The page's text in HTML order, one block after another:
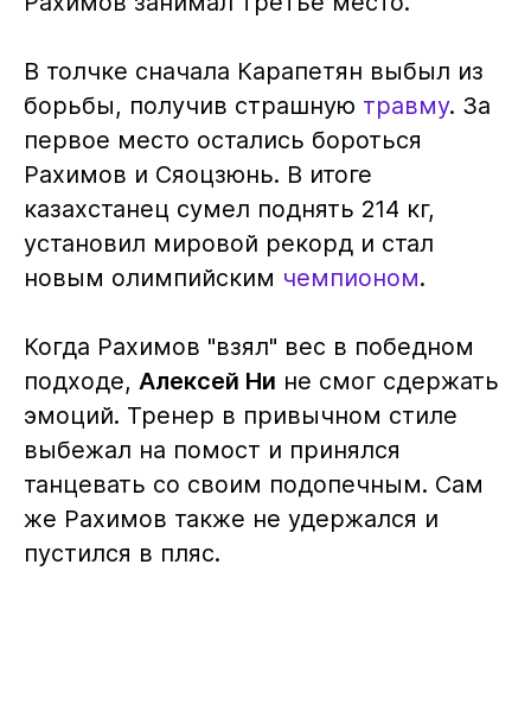
В толчке сначала Карапетян выбыл из
борьбы, получив страшную травму. За
первое место остались бороться
Рахимов и Сяоцзюнь. В итоге
казахстанец сумел поднять 214 кг,
установил мировой рекорд и стал
новым олимпийским чемпионом.
Когда Рахимов "взял" вес в победном
подходе, Алексей Ни не смог сдержать
эмоций. Тренер в привычном стиле
выбежал на помост и принялся
танцевать со своим подопечным. Сам
же Рахимов также не удержался и
пустился в пляс.